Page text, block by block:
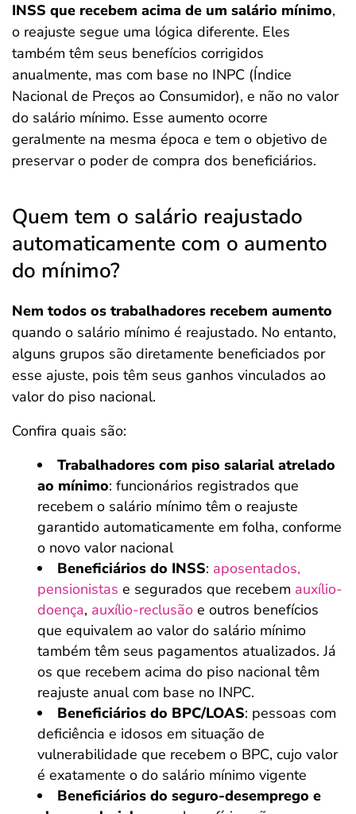
INSS que recebem acima de um salário mínimo,
o reajuste segue uma lógica diferente. Eles
também têm seus benefícios corrigidos
anualmente, mas com base no INPC (Índice
Nacional de Preços ao Consumidor), e não no valor
do salário mínimo. Esse aumento ocorre
geralmente na mesma época e tem o objetivo de
preservar o poder de compra dos beneficiários.
Quem tem o salário reajustado
automaticamente com o aumento
do mínimo?
Nem todos os trabalhadores recebem aumento
quando o salário mínimo é reajustado. No entanto,
alguns grupos são diretamente beneficiados por
esse ajuste, pois têm seus ganhos vinculados ao
valor do piso nacional.
Confira quais são:
Trabalhadores com piso salarial atrelado
ao mínimo: funcionários registrados que
recebem o salário mínimo têm o reajuste
garantido automaticamente em folha, conforme
o novo valor nacional
Beneficiários do INSS: aposentados,
pensionistas e segurados que recebem auxílio-
doença, auxílio-reclusão e outros benefícios
que equivalem ao valor do salário mínimo
também têm seus pagamentos atualizados. Já
os que recebem acima do piso nacional têm
reajuste anual com base no INPC.
Beneficiários do BPC/LOAS: pessoas com
deficiência e idosos em situação de
vulnerabilidade que recebem o BPC, cujo valor
é exatamente o do salário mínimo vigente
Beneficiários do seguro-desemprego e